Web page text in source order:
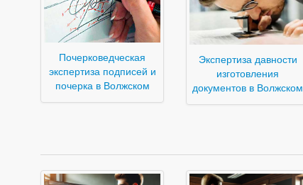
Почерковедческая
экспертиза подписей и
почерка в Волжском
Экспертиза давности
изготовления
документов в Волжском